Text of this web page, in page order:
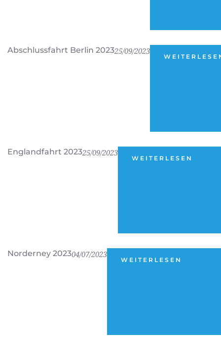
Abschlussfahrt Berlin 202325/09/2023
Englandfahrt 202325/09/2023
WEITERLESEN
Norderney 202304/07/2023
WEITERLESEN